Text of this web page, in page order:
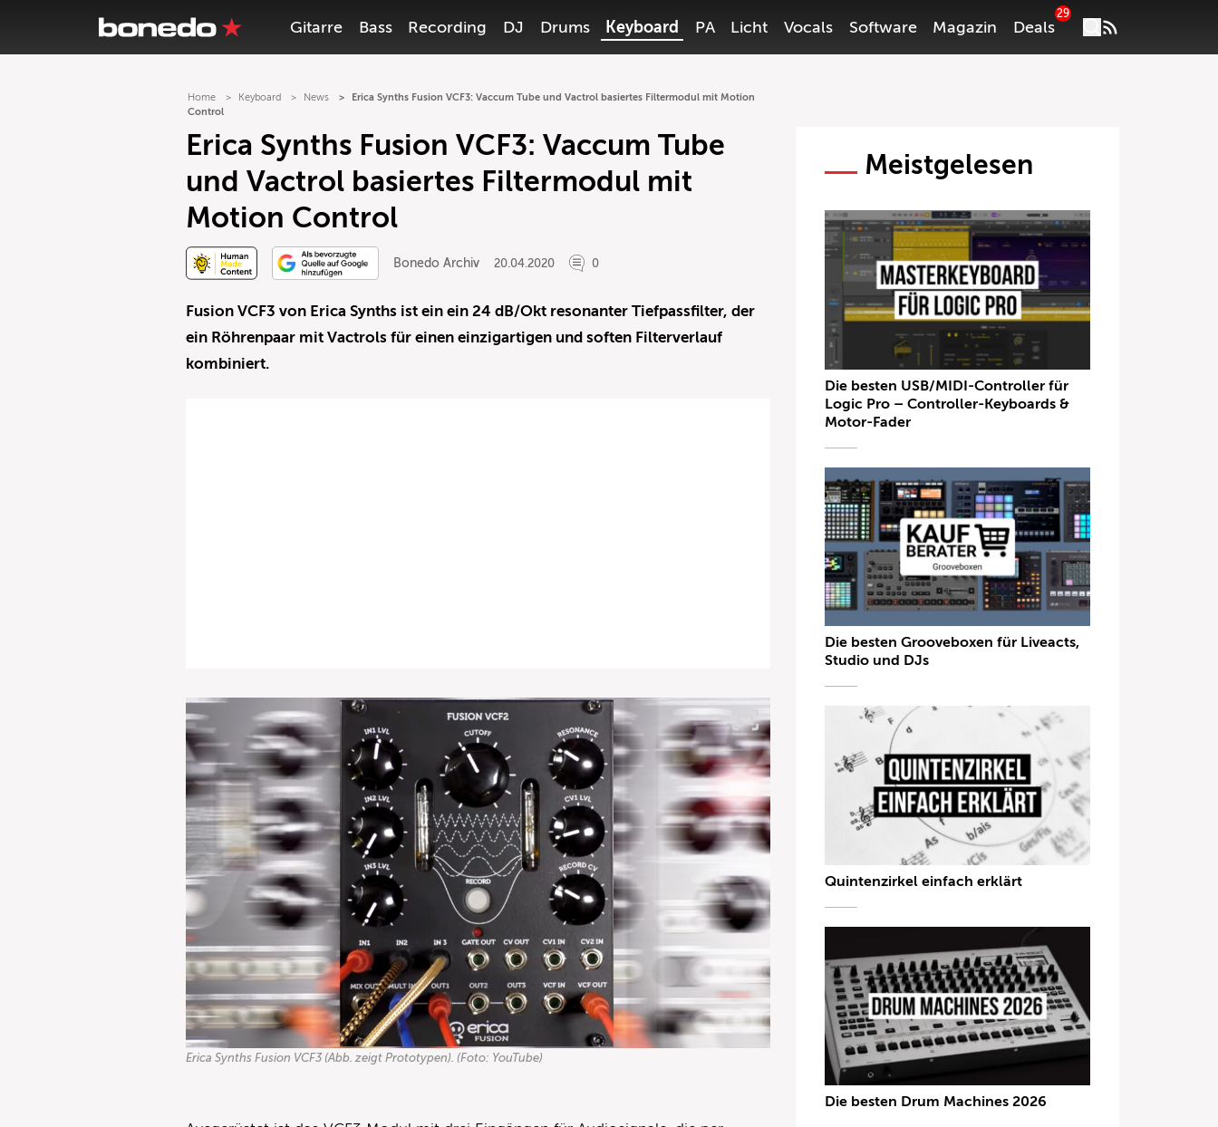
Gitarre Bass Recording DJ Drums Keyboard PA Licht Vocals Software Magazin Deals
29
Home Keyboard News
Erica Synths Fusion VCF3: Vaccum Tube und Vactrol basiertes Filtermodul mit Motion
Control
Erica Synths Fusion VCF3: Vaccum Tube
und Vactrol basiertes Filtermodul mit
Motion Control
Bonedo Archiv 20.04.2020 0
Fusion VCF3 von Erica Synths ist ein ein 24 dB/Okt resonanter Tiefpassfilter, der
ein Röhrenpaar mit Vactrols für einen einzigartigen und soften Filterverlauf
kombiniert.
Erica Synths Fusion VCF3 (Abb. zeigt Prototypen). (Foto: YouTube)
Meistgelesen
Die besten USB/MIDI-Controller für
Logic Pro – Controller-Keyboards &
Motor-Fader
Die besten Grooveboxen für Liveacts,
Studio und DJs
Quintenzirkel einfach erklärt
Die besten Drum Machines 2026